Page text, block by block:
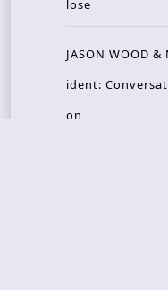
lose
JASON WOOD
ident:
on